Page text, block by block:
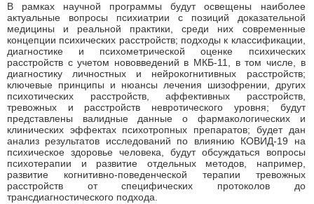
В рамках научной программы будут освещены наиболее
актуальные вопросы психиатрии с позиций доказательной
медицины и реальной практики, среди них современные
концепции психических расстройств; подходы к классификации,
диагностике и психометрической оценке психических
расстройств с учетом нововведений в МКБ-11, в том числе, в
диагностику личностных и нейрокогнитивных расстройств;
ключевые принципы и нюансы лечения шизофрении, других
психотических расстройств, аффективных расстройств,
тревожных и расстройств невротического уровня; будут
представлены валидные данные о фармакологических и
клинических эффектах психотропных препаратов; будет дан
анализ результатов исследований по влиянию КОВИД-19 на
психическое здоровье человека, будут обсуждаться вопросы
психотерапии и развитие отдельных методов, например,
развитие когнитивно-поведенческой терапии тревожных
расстройств от специфических протоколов до
трансдиагностического подхода.